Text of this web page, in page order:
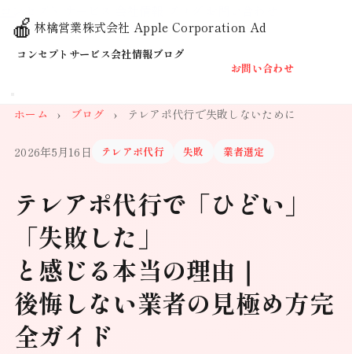
🍎 林檎営業株式会社 Apple Corporation Ad
コンセプト サービス会社情報ブログ
お問い合わせ
ホーム › ブログ › テレアポ代行で失敗しないために
2026年5月16日 テレアポ代行 失敗 業者選定
テレアポ代行で「ひどい」
「失敗した」
と感じる本当の理由｜
後悔しない業者の見極め方完
全ガイド